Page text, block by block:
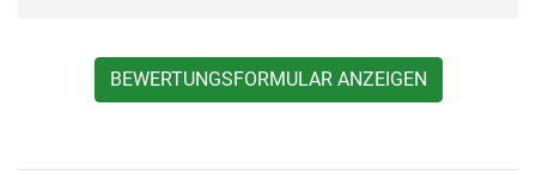
BEWERTUNGSFORMULAR ANZEIGEN